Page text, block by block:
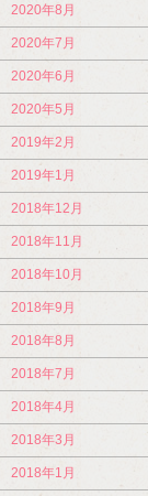
2020年8月
2020年7月
2020年6月
2020年5月
2019年2月
2019年1月
2018年12月
2018年11月
2018年10月
2018年9月
2018年8月
2018年7月
2018年4月
2018年3月
2018年1月